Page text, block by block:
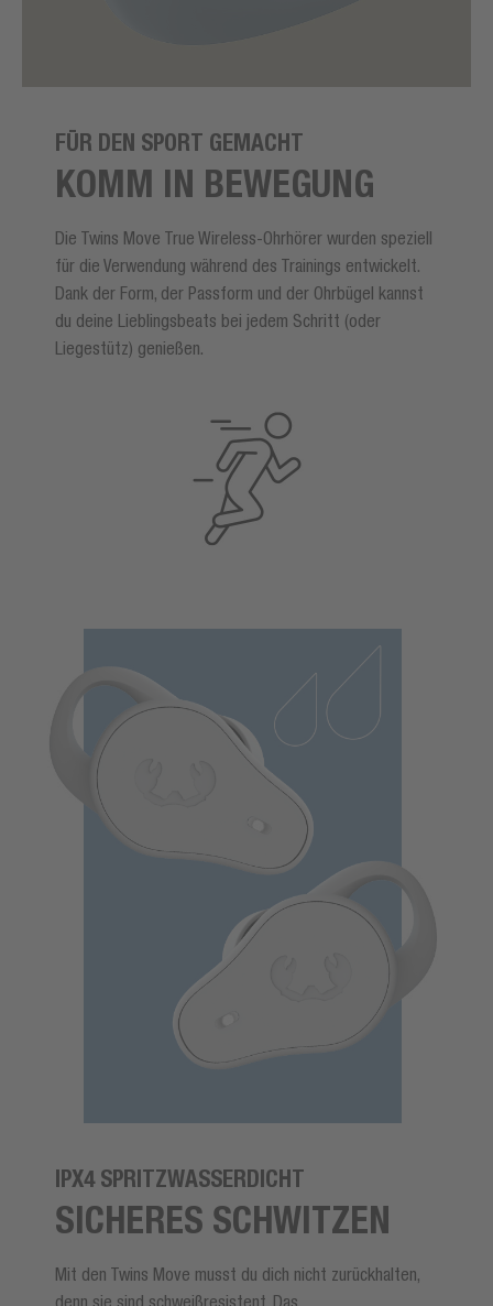
FÜR DEN SPORT GEMACHT
KOMM IN BEWEGUNG
Die Twins Move True Wireless-Ohrhörer wurden speziell
für die Verwendung während des Trainings entwickelt.
Dank der Form, der Passform und der Ohrbügel kannst
du deine Lieblingsbeats bei jedem Schritt (oder
Liegestütz) genießen.
IPX4 SPRITZWASSERDICHT
SICHERES SCHWITZEN
Mit den Twins Move musst du dich nicht zurückhalten,
denn sie sind schweißresistent. Das